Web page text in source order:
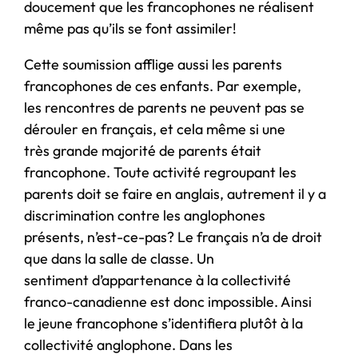
doucement que les francophones ne réalisent
même pas qu’ils se font assimiler!
Cette soumission afflige aussi les parents
francophones de ces enfants. Par exemple,
les rencontres de parents ne peuvent pas se
dérouler en français, et cela même si une
très grande majorité de parents était
francophone. Toute activité regroupant les
parents doit se faire en anglais, autrement il y a
discrimination contre les anglophones
présents, n’est-ce-pas? Le français n’a de droit
que dans la salle de classe. Un
sentiment d’appartenance à la collectivité
franco-canadienne est donc impossible. Ainsi
le jeune francophone s’identifiera plutôt à la
collectivité anglophone. Dans les